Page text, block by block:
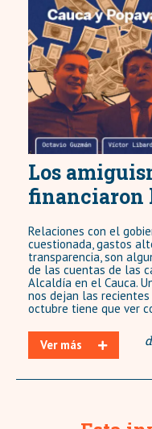
Los
financiaron
Relaciones con el
cuestionada, gastos
transparencia, son
de las cuentas de las
Alcaldía en el Cauca.
nos dejan las
octubre tiene que ver
Ver más